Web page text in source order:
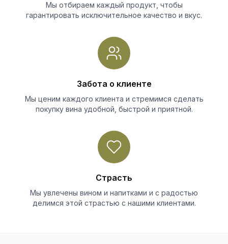
Мы отбираем каждый продукт, чтобы
гарантировать исключительное качество и вкус.
Забота о клиенте
Мы ценим каждого клиента и стремимся сделать
покупку вина удобной, быстрой и приятной.
Страсть
Мы увлечены вином и напитками и с радостью
делимся этой страстью с нашими клиентами.